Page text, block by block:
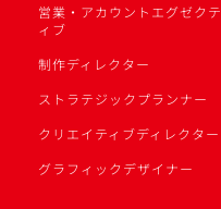
営業・アカウントエグゼクテ
ィブ
制作ディレクター
ストラテジックプランナー
クリエイティブディレクター
グラフィックデザイナー